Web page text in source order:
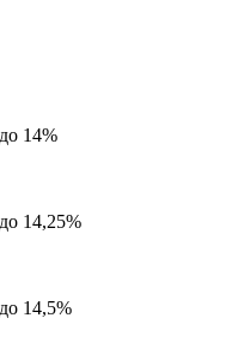
14%
14,25%
14,5%